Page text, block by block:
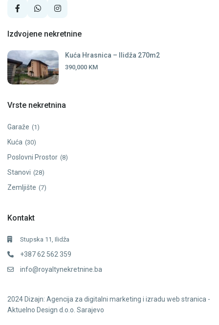
Izdvojene nekretnine
Kuća Hrasnica – Ilidža 270m2
390,000 KM
Vrste nekretnina
Garaže (1)
Kuća (30)
Poslovni Prostor (8)
Stanovi (28)
Zemljište (7)
Kontakt
Stupska 11, Ilidža
+387 62 562 359
info@royaltynekretnine.ba
2024 Dizajn: Agencija za digitalni marketing i izradu web stranica -
Aktuelno Design d.o.o. Sarajevo